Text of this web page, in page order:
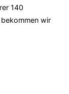
140
wir